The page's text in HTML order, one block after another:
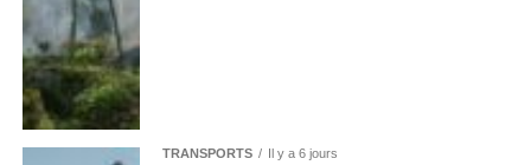
TRANSPORTS Il y a 6 jours